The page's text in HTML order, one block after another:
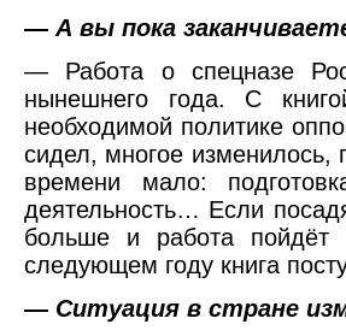
— А вы пока
— Работа о спецназе
нынешнего года. С
необходимой политике
сидел, многое изменилось,
времени мало:
деятельность… Если
больше и работа
следующем году книга
— Ситуация в стране